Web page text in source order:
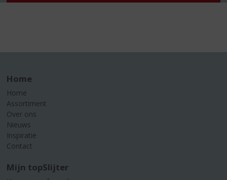
Home
Home
Assortiment
Over ons
Nieuws
Inspiratie
Contact
Mijn topSlijter